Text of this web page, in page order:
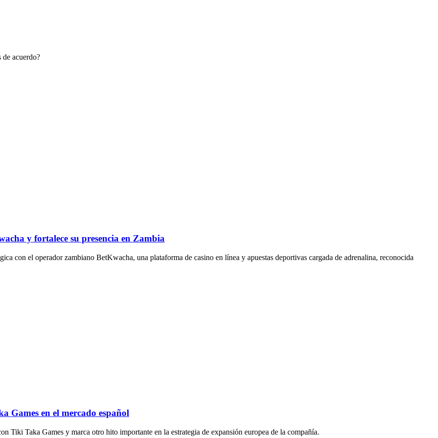
acuerdo?
y fortalece su presencia en Zambia
con el operador zambiano BetKwacha, una plataforma de casino en línea y apuestas deportivas cargada de adrenalina, reconocida
Games en el mercado español
Tiki Taka Games y marca otro hito importante en la estrategia de expansión europea de la compañía.